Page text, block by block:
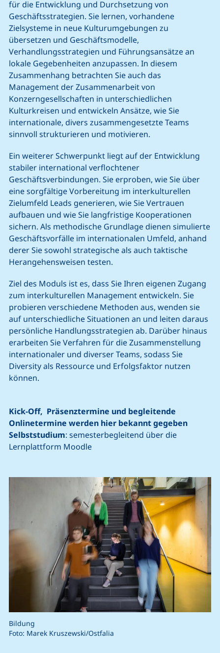
für die Entwicklung und Durchsetzung von
Geschäftsstrategien. Sie lernen, vorhandene
Zielsysteme in neue Kulturumgebungen zu
übersetzen und Geschäftsmodelle,
Verhandlungsstrategien und Führungsansätze an
lokale Gegebenheiten anzupassen. In diesem
Zusammenhang betrachten Sie auch das
Management der Zusammenarbeit von
Konzerngesellschaften in unterschiedlichen
Kulturkreisen und entwickeln Ansätze, wie Sie
internationale, divers zusammengesetzte Teams
sinnvoll strukturieren und motivieren.
Ein weiterer Schwerpunkt liegt auf der Entwicklung
stabiler international verflochtener
Geschäftsverbindungen. Sie erproben, wie Sie über
eine sorgfältige Vorbereitung im interkulturellen
Zielumfeld Leads generieren, wie Sie Vertrauen
aufbauen und wie Sie langfristige Kooperationen
sichern. Als methodische Grundlage dienen simulierte
Geschäftsvorfälle im internationalen Umfeld, anhand
derer Sie sowohl strategische als auch taktische
Herangehensweisen testen.
Ziel des Moduls ist es, dass Sie Ihren eigenen Zugang
zum interkulturellen Management entwickeln. Sie
probieren verschiedene Methoden aus, wenden sie
auf unterschiedliche Situationen an und leiten daraus
persönliche Handlungsstrategien ab. Darüber hinaus
erarbeiten Sie Verfahren für die Zusammenstellung
internationaler und diverser Teams, sodass Sie
Diversity als Ressource und Erfolgsfaktor nutzen
können.
Kick-Off, Präsenztermine und begleitende
Onlinetermine werden hier bekannt gegeben
Selbststudium: semesterbegleitend über die
Lernplattform Moodle
Bildung
Foto: Marek Kruszewski/Ostfalia